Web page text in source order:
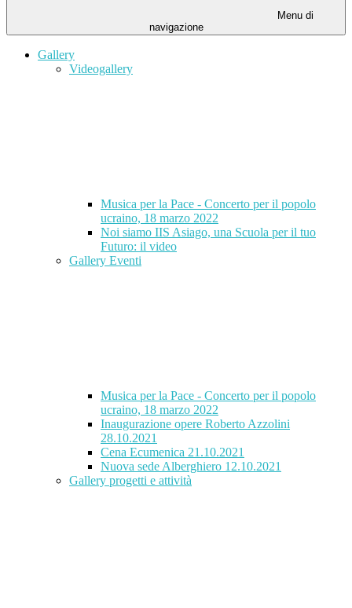
Menu di
navigazione
Gallery
Videogallery
Musica per la Pace - Concerto per il popolo
ucraino, 18 marzo 2022
Noi siamo IIS Asiago, una Scuola per il tuo
Futuro: il video
Gallery Eventi
Musica per la Pace - Concerto per il popolo
ucraino, 18 marzo 2022
Inaugurazione opere Roberto Azzolini
28.10.2021
Cena Ecumenica 21.10.2021
Nuova sede Alberghiero 12.10.2021
Gallery progetti e attività